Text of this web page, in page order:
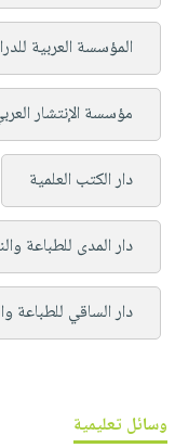
المؤسسة العربية
مؤسسة الإنتشار
دار الكتب العلمية
دار المدى للطباعة
دار الساقي للطباعة
وسائل تعليمية